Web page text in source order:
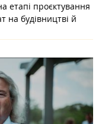
етапі проєктування
на будівництві й